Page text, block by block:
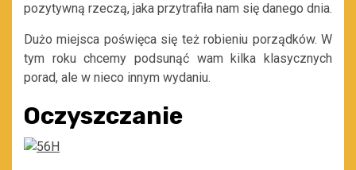
pozytywną rzeczą, jaka przytrafiła nam się danego dnia.
Dużo miejsca poświęca się też robieniu porządków. W
tym roku chcemy podsunąć wam kilka klasycznych
porad, ale w nieco innym wydaniu.
Oczyszczanie